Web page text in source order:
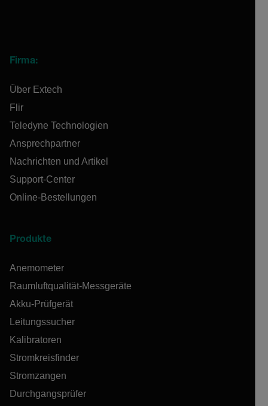
Firma:
Über Extech
Flir
Teledyne Technologien
Ansprechpartner
Nachrichten und Artikel
Support-Center
Online-Bestellungen
Produkte
Anemometer
Raumluftqualität-Messgeräte
Akku-Prüfgerät
Leitungssucher
Kalibratoren
Stromkreisfinder
Stromzangen
Durchgangsprüfer